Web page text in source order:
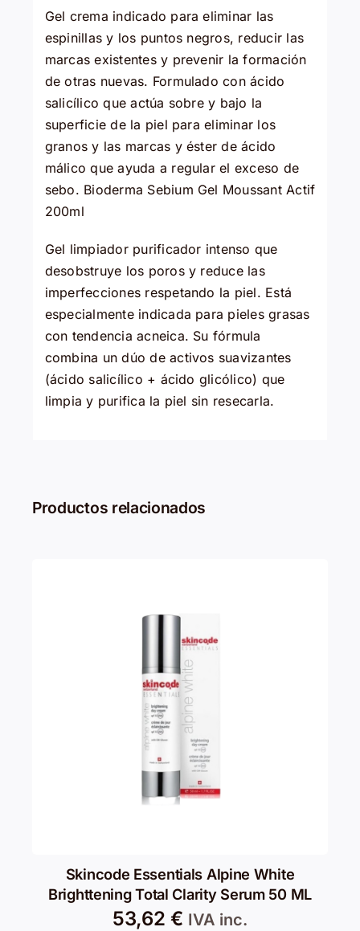
Gel crema indicado para eliminar las
espinillas y los puntos negros, reducir las
marcas existentes y prevenir la formación
de otras nuevas. Formulado con ácido
salicílico que actúa sobre y bajo la
superficie de la piel para eliminar los
granos y las marcas y éster de ácido
málico que ayuda a regular el exceso de
sebo. Bioderma Sebium Gel Moussant Actif
200ml
Gel limpiador purificador intenso que
desobstruye los poros y reduce las
imperfecciones respetando la piel. Está
especialmente indicada para pieles grasas
con tendencia acneica. Su fórmula
combina un dúo de activos suavizantes
(ácido salicílico + ácido glicólico) que
limpia y purifica la piel sin resecarla.
Productos relacionados
Skincode Essentials Alpine White
Brighttening Total Clarity Serum 50 ML
53,62 € IVA inc.